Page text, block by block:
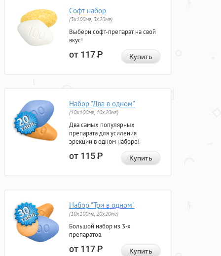
Софт набор
(3x100мг, 3x20мг)
Выбери софт-препарат на свой
вкус!
от 117Р Купить
Набор "Два в одном"
(10x100мг, 10x20мг)
Два самых популярных
препарата для усиления
эрекции в одном наборе!
от 115Р Купить
Набор "Три в одном"
(10x100мг, 20x20мг)
Большой набор из 3-х
препаратов.
от 117Р Купить